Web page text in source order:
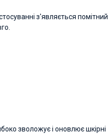
з'являється помітний
зволожує і оновлює шкірні